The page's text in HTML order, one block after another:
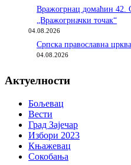
Вражогрнац домаћин 42.
„Вражогрначки точак“
04.08.2026
Српска православна
04.08.2026
Актуелности
Бољевац
Вести
Град Зајечар
Избори 2023
Књажевац
Сокобања